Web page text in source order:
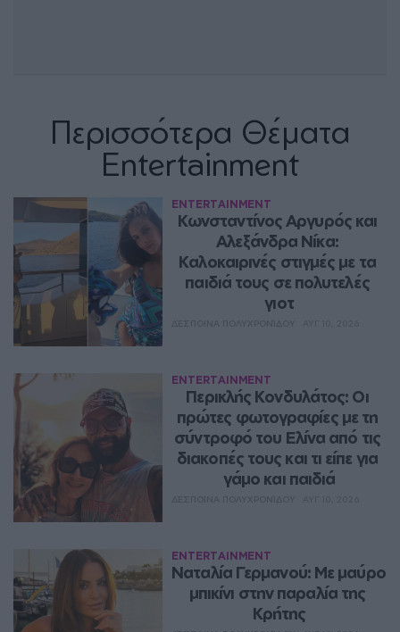
Περισσότερα Θέματα
Entertainment
ENTERTAINMENT
Κωνσταντίνος Αργυρός και
Αλεξάνδρα Νίκα:
Καλοκαιρινές στιγμές με τα
παιδιά τους σε πολυτελές
γιοτ
ENTERTAINMENT
Περικλής Κονδυλάτος: Οι
πρώτες φωτογραφίες με τη
σύντροφό του Ελίνα από τις
διακοπές τους και τι είπε για
γάμο και παιδιά
ENTERTAINMENT
Ναταλία Γερμανού: Με μαύρο
μπικίνι στην παραλία της
Κρήτης